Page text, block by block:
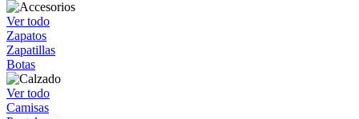
Ver todo
Zapatos
Zapatillas
Botas
Ver todo
Camisas